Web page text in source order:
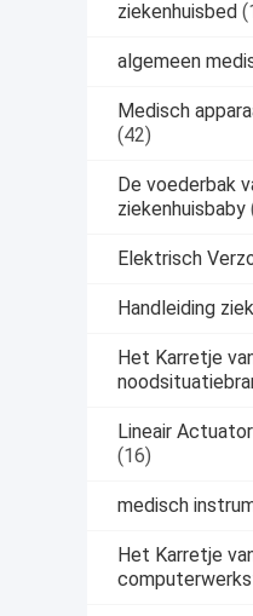
ziekenhuisbed
algemeen
Medisch
(42)
De voederbak
ziekenhuisbaby
Elektrisch
Handleiding
Het Karretje
Lineair
(16)
medisch
Het Karretje